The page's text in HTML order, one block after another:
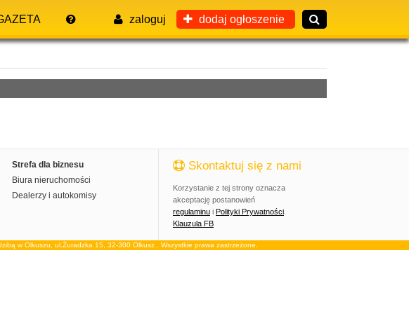
zaloguj dodaj ogłoszenie
Strefa dla biznesu
Biura nieruchomości
Dealerzy i autokomisy
Skontaktuj się z nami
Korzystanie z tej strony oznacza
akceptację postanowień
regulaminu i Polityki Prywatności
Klauzula FB
w Olkuszu, ul.Żuradzka 15, 32-300 Olkusz . Wszystkie prawa zastrzeżone.